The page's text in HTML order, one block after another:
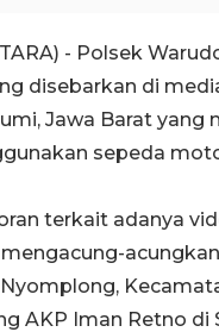
- Polsek
disebarkan di
Jawa Barat
sepeda
terkait adanya
Nyomplong,
AKP Iman Retno di